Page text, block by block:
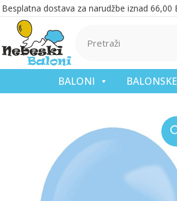
Besplatna dostava za narudžbe iznad
BALONI